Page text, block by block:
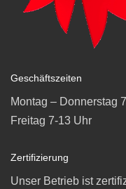
Geschäftszeiten
Montag – Donnerstag
Freitag 7-13 Uhr
Zertifizierung
Unser Betrieb ist